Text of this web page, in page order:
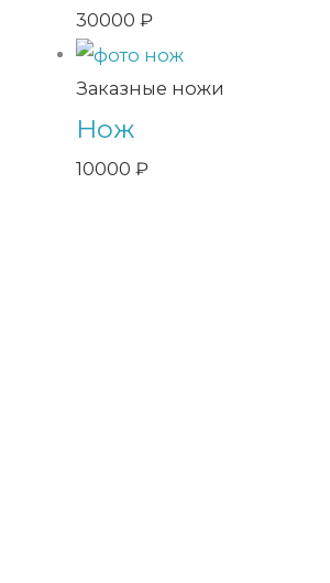
30000₽
Заказные ножи
Нож
10000₽